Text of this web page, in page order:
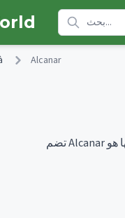
Alcanar